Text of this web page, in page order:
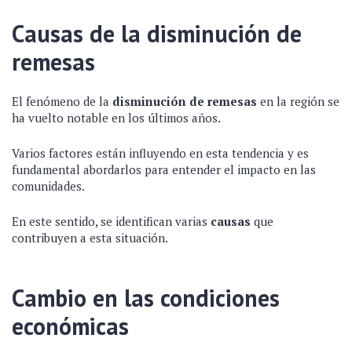
Causas de la disminución de
remesas
El fenómeno de la disminución de remesas en la región se
ha vuelto notable en los últimos años.
Varios factores están influyendo en esta tendencia y es
fundamental abordarlos para entender el impacto en las
comunidades.
En este sentido, se identifican varias causas que
contribuyen a esta situación.
Cambio en las condiciones
económicas